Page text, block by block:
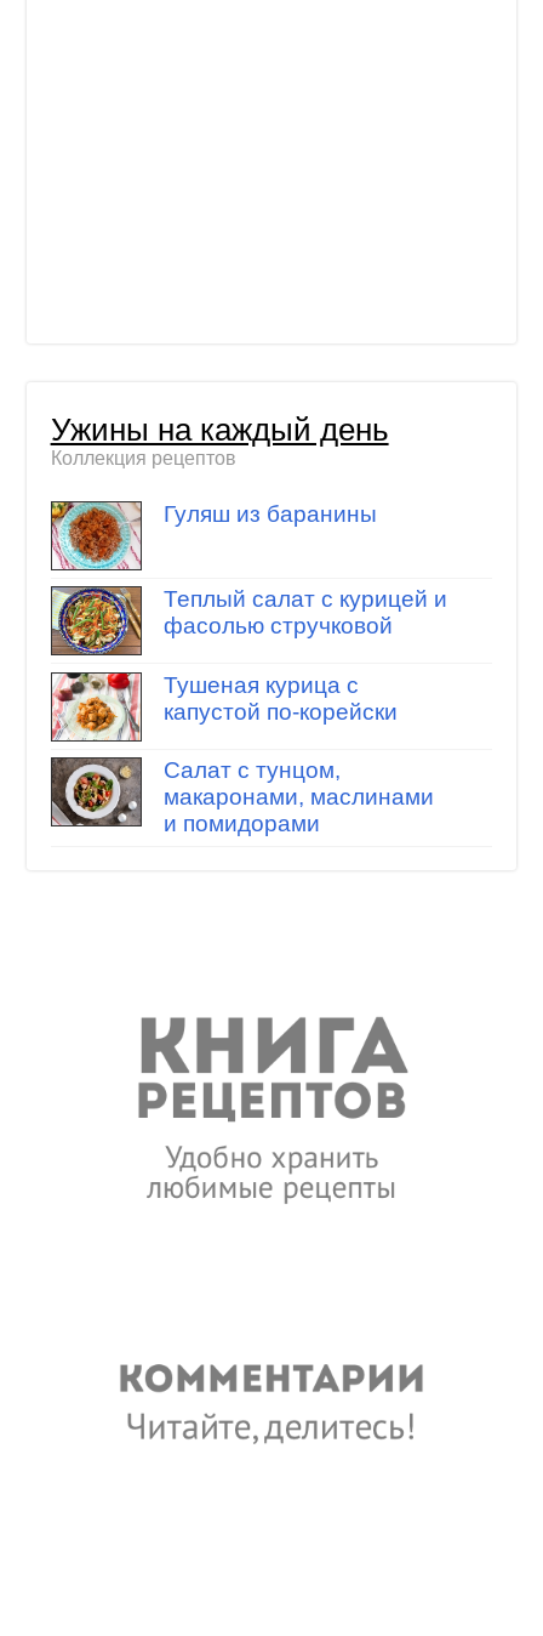
Ужины на каждый день
Коллекция рецептов
Гуляш из баранины
Теплый салат с курицей и
фасолью стручковой
Тушеная курица с
капустой по-корейски
Салат с тунцом,
макаронами, маслинами
и помидорами